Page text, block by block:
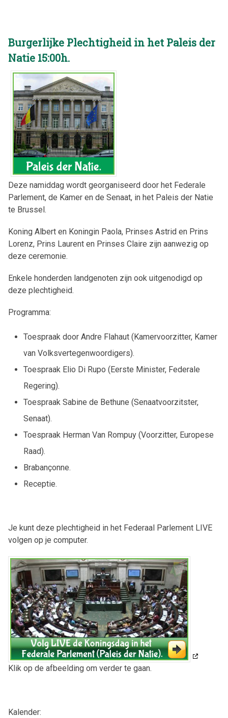
Burgerlijke Plechtigheid in het Paleis der
Natie 15:00h.
Deze namiddag wordt georganiseerd door het Federale
Parlement, de Kamer en de Senaat, in het Paleis der Natie
te Brussel.
Koning Albert en Koningin Paola, Prinses Astrid en Prins
Lorenz, Prins Laurent en Prinses Claire zijn aanwezig op
deze ceremonie.
Enkele honderden landgenoten zijn ook uitgenodigd op
deze plechtigheid.
Programma:
Toespraak door Andre Flahaut (Kamervoorzitter, Kamer
van Volksvertegenwoordigers).
Toespraak Elio Di Rupo (Eerste Minister, Federale
Regering).
Toespraak Sabine de Bethune (Senaatvoorzitster,
Senaat).
Toespraak Herman Van Rompuy (Voorzitter, Europese
Raad).
Brabançonne.
Receptie.
Je kunt deze plechtigheid in het Federaal Parlement LIVE
volgen op je computer.
Klik op de afbeelding om verder te gaan.
Kalender: